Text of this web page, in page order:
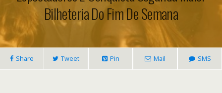
Bilheteria Do Fim De Semana
Share Tweet Pin Mail SMS